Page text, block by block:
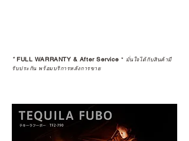
*FULL WARRANTY & After Service * มั่นใจได้กับสินค้ามี
รับประกัน พร้อมบริการหลังการขาย